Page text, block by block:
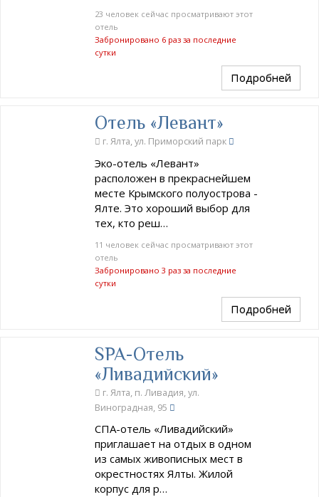
23 человек сейчас просматривают этот
отель
Забронировано 6 раз за последние
сутки
Подробней
Отель «Левант»
г. Ялта, ул. Приморский парк
Эко-отель «Левант»
расположен в прекраснейшем
месте Крымского полуострова -
Ялте. Это хороший выбор для
тех, кто реш…
11 человек сейчас просматривают этот
отель
Забронировано 3 раз за последние
сутки
Подробней
SPA-Отель
«Ливадийский»
г. Ялта, п. Ливадия, ул.
Виноградная, 95
СПА-отель «Ливадийский»
приглашает на отдых в одном
из самых живописных мест в
окрестностях Ялты. Жилой
корпус для р…